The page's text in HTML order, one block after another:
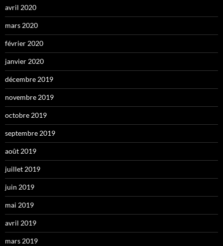
avril 2020
mars 2020
février 2020
janvier 2020
décembre 2019
novembre 2019
octobre 2019
septembre 2019
août 2019
juillet 2019
juin 2019
mai 2019
avril 2019
mars 2019